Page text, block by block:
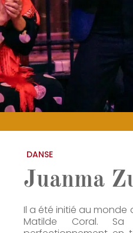
DANSE
Juanma
Il a été initié au monde
Matilde Coral.